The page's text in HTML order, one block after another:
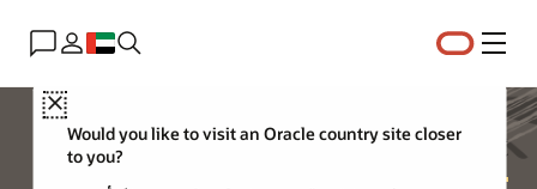
القائمة
Close
Would you like to visit an Oracle country site closer
to you?
Oracle Premier Support للبرامج